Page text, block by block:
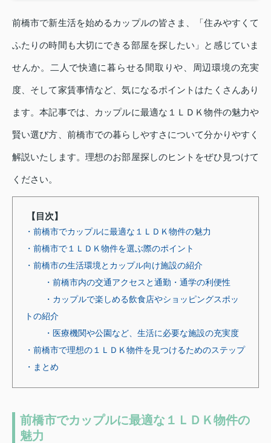
前橋市で新生活を始めるカップルの皆さま、「住みやすくて
ふたりの時間も大切にできる部屋を探したい」と感じていま
せんか。二人で快適に暮らせる間取りや、周辺環境の充実
度、そして家賃事情など、気になるポイントはたくさんあり
ます。本記事では、カップルに最適な１ＬＤＫ物件の魅力や
賢い選び方、前橋市での暮らしやすさについて分かりやすく
解説いたします。理想のお部屋探しのヒントをぜひ見つけて
ください。
【目次】
・前橋市でカップルに最適な１ＬＤＫ物件の魅力
・前橋市で１ＬＤＫ物件を選ぶ際のポイント
・前橋市の生活環境とカップル向け施設の紹介
・前橋市内の交通アクセスと通勤・通学の利便性
・カップルで楽しめる飲食店やショッピングスポッ
トの紹介
・医療機関や公園など、生活に必要な施設の充実度
・前橋市で理想の１ＬＤＫ物件を見つけるためのステップ
・まとめ
前橋市でカップルに最適な１ＬＤＫ物件の
魅力